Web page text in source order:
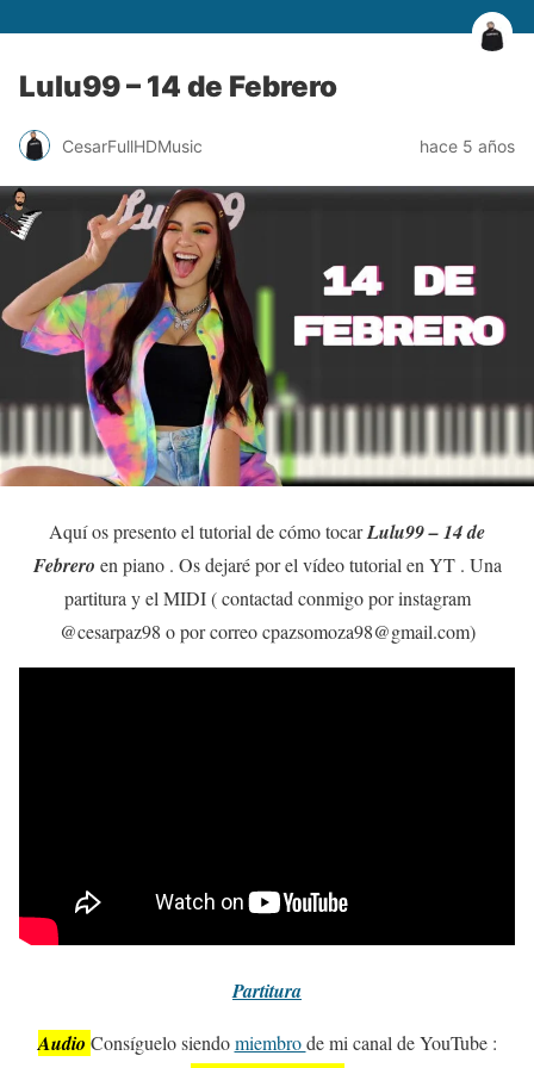
Lulu99 – 14 de Febrero
CesarFullHDMusic hace 5 años
Aquí os presento el tutorial de cómo tocarLulu99 – 14 de
Febrero en piano . Os dejaré por el vídeo tutorial en YT . Una
partitura y el MIDI ( contactad conmigo por instagram
@cesarpaz98 o por correo cpazsomoza98@gmail.com)
Partitura
Audio Consíguelo siendomiembrode mi canal de YouTube :